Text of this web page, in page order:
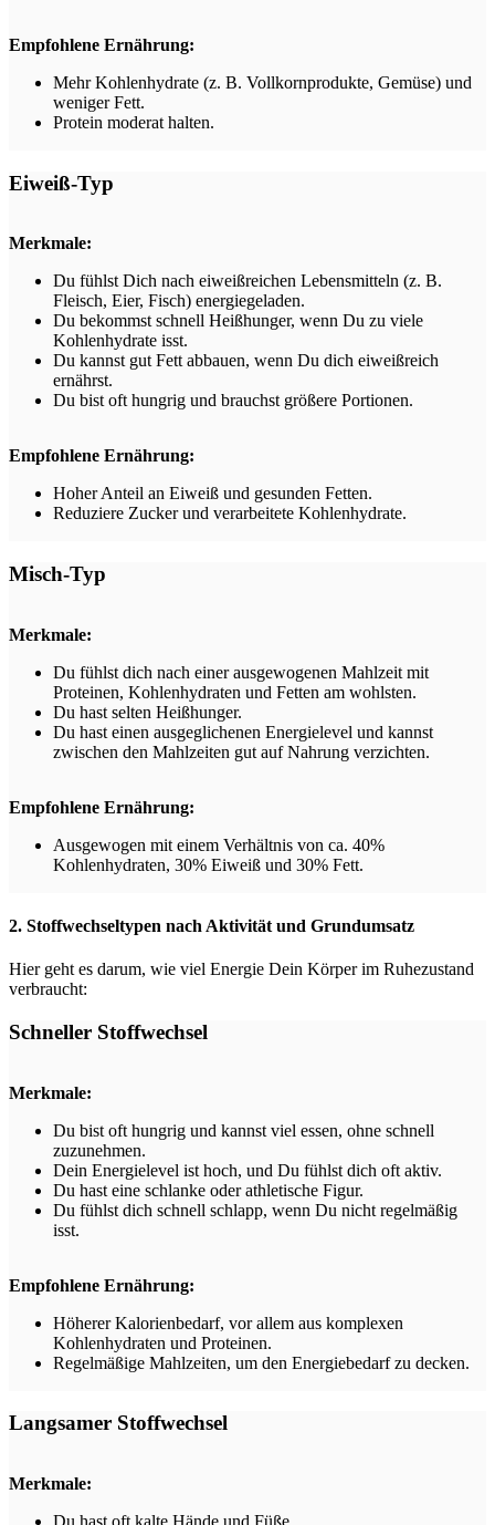
Empfohlene Ernährung:
Mehr Kohlenhydrate (z. B. Vollkornprodukte, Gemüse) und
weniger Fett.
Protein moderat halten.
Eiweiß-Typ
Merkmale:
Du fühlst Dich nach eiweißreichen Lebensmitteln (z. B.
Fleisch, Eier, Fisch) energiegeladen.
Du bekommst schnell Heißhunger, wenn Du zu viele
Kohlenhydrate isst.
Du kannst gut Fett abbauen, wenn Du dich eiweißreich
ernährst.
Du bist oft hungrig und brauchst größere Portionen.
Empfohlene Ernährung:
Hoher Anteil an Eiweiß und gesunden Fetten.
Reduziere Zucker und verarbeitete Kohlenhydrate.
Misch-Typ
Merkmale:
Du fühlst dich nach einer ausgewogenen Mahlzeit mit
Proteinen, Kohlenhydraten und Fetten am wohlsten.
Du hast selten Heißhunger.
Du hast einen ausgeglichenen Energielevel und kannst
zwischen den Mahlzeiten gut auf Nahrung verzichten.
Empfohlene Ernährung:
Ausgewogen mit einem Verhältnis von ca. 40%
Kohlenhydraten, 30% Eiweiß und 30% Fett.
2. Stoffwechseltypen nach Aktivität und Grundumsatz
Hier geht es darum, wie viel Energie Dein Körper im Ruhezustand
verbraucht:
Schneller Stoffwechsel
Merkmale:
Du bist oft hungrig und kannst viel essen, ohne schnell
zuzunehmen.
Dein Energielevel ist hoch, und Du fühlst dich oft aktiv.
Du hast eine schlanke oder athletische Figur.
Du fühlst dich schnell schlapp, wenn Du nicht regelmäßig
isst.
Empfohlene Ernährung:
Höherer Kalorienbedarf, vor allem aus komplexen
Kohlenhydraten und Proteinen.
Regelmäßige Mahlzeiten, um den Energiebedarf zu decken.
Langsamer Stoffwechsel
Merkmale: